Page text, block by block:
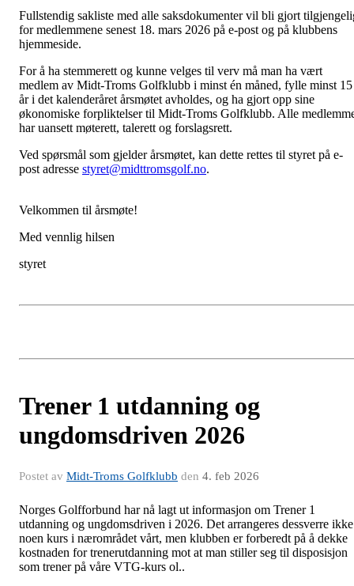
Fullstendig sakliste med alle saksdokumenter vil bli gjort
for medlemmene senest 18. mars 2026 på e-post og på klubbens
hjemmeside.
For å ha stemmerett og kunne velges til verv må man ha vært
medlem av Midt-Troms Golfklubb i minst én måned, fylle minst 15
år i det kalenderåret årsmøtet avholdes, og ha gjort opp sine
økonomiske forpliktelser til Midt-Troms Golfklubb. Alle
har uansett møterett, talerett og forslagsrett.
Ved spørsmål som gjelder årsmøtet, kan dette rettes til styret på e-
post adresse styret@midttromsgolf.no.
Velkommen til årsmøte!
Med vennlig hilsen
styret
Trener 1 utdanning og
ungdomsdriven 2026
Postet av Midt-Troms Golfklubb den 4. feb 2026
Norges Golfforbund har nå lagt ut informasjon om Trener 1
utdanning og ungdomsdriven i 2026. Det arrangeres dessverre ikke
noen kurs i nærområdet vårt, men klubben er forberedt på å dekke
kostnaden for trenerutdanning mot at man stiller seg til disposisjon
som trener på våre VTG-kurs ol..